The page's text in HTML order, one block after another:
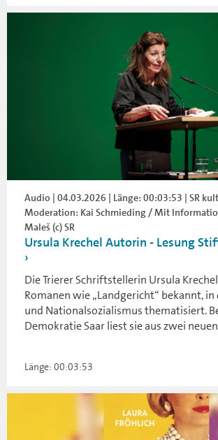
Audio | 04.03.2026 | Länge: 00:03:53 | SR
Moderation: Kai Schmieding / Mit
Maleš (c) SR
Ursula Krechel Autorin - Lesung
Die Trierer Schriftstellerin Ursula
Romanen wie „Landgericht“ bekannt, in
und Nationalsozialismus thematisiert.
Demokratie Saar liest sie aus zwei
Länge: 00:03:53